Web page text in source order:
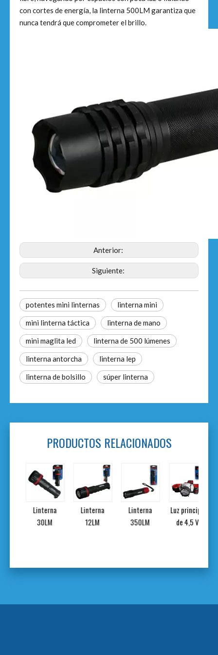
con cortes de energía, la linterna 500LM garantiza que
nunca tendrá que comprometer el brillo.
Anterior:
Siguiente:
potentes mini linternas linterna mini
mini linterna táctica linterna de mano
mini maglita led linterna de 500 lúmenes
linterna antorcha linterna lep
linterna de bolsillo súper linterna
PRODUCTOS RELACIONADOS
Linterna
30LM
Linterna
12LM
Linterna
350LM
Luz principal
de 4,5 V.